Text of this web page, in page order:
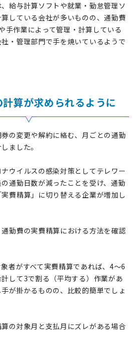
給与計算ソフトや就業・勤怠管理ソ
している会社が多いものの、通勤費
手作業によって管理・計算している
・管理部門で手を焼いているようで
算が求められるように
の変更や解約に絡む、月ごとの通勤
ました。
ウイルスの感染対策としてテレワー
通勤日数が減ったことを受け、通勤
費精算」に切り替える企業が増加し
勤費の実費精算における方法を確認
者がすべて実費精算であれば、4～6
して3で割る（平均する）作業があ
が掛かるものの、比較的簡単でしょ
の対象月と支払月にズレがある場合